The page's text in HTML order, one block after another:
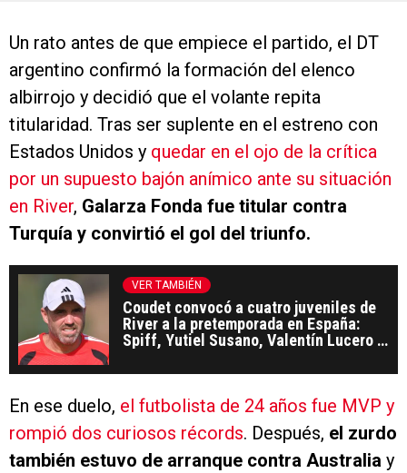
Un rato antes de que empiece el partido, el DT
argentino confirmó la formación del elenco
albirrojo y decidió que el volante repita
titularidad. Tras ser suplente en el estreno con
Estados Unidos y quedar en el ojo de la crítica
por un supuesto bajón anímico ante su situación
en River, Galarza Fonda fue titular contra
Turquía y convirtió el gol del triunfo.
VER TAMBIÉN
Coudet convocó a cuatro juveniles de
River a la pretemporada en España:
Spiff, Yutiel Susano, Valentín Lucero y
En ese duelo, el futbolista de 24 años fue MVP y
rompió dos curiosos récords. Después, el zurdo
también estuvo de arranque contra Australia y